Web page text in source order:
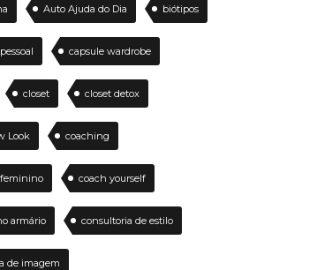
Auto Ajuda do Dia biótipos
capsule wardrobe
closet closet detox
Look coaching
coach yourself
armário consultoria de estilo
de imagem